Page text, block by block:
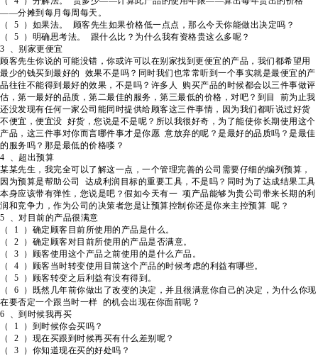
——分摊到每月每周每天。
（ 5 ）如果法。 顾客先生如果价格低一点点，那么今天你能做出决定吗？
（ 5 ）明确思考法。 跟什么比？为什么我有资格贵这么多呢？
3 、别家更便宜
顾客先生你说的可能没错，你或许可以在别家找到更便宜的产品，我们都希望用
最少的钱买到最好的 效果不是吗？同时我们也常常听到一个事实就是最便宜的产
品往往不能得到最好的效果，不是吗？许多人 购买产品的时候都会以三件事做评
估，第一最好的品质，第二最佳的服务，第三最低的价格，对吧？到目 前为止我
还没发现有任何一家公司能同时提供给顾客这三件事情，因为我们都听说过好货
不便宜，便宜没 好货，您说是不是呢？所以我很好奇，为了能使你长期使用这个
产品，这三件事对你而言哪件事才是你愿 意放弃的呢？是最好的品质吗？是最佳
的服务吗？那是最低的价格喽？
4 、超出预算
某某先生，我完全可以了解这一点，一个管理完善的公司需要仔细的编列预算，
因为预算是帮助公司 达成利润目标的重要工具，不是吗？同时为了达成结果工具
本身应该带有弹性，您说是吧？假如今天有一 项产品能够为贵公司带来长期的利
润和竞争力，作为公司的决策者您是让预算控制你还是你来主控预算 呢？
5 、对目前的产品很满意
（ 1 ）确定顾客目前所使用的产品是什么。
（ 2 ）确定顾客对目前所使用的产品是否满意。
（ 3 ）顾客使用这个产品之前使用的是什么产品。
（ 4 ）顾客当时转变使用目前这个产品的时候考虑的利益有哪些。
（ 5 ）顾客转变之后利益有没有得到。
（ 6 ）既然几年前你做出了改变的决定，并且很满意你自己的决定，为什么你现
在要否定一个跟当时一样 的机会出现在你面前呢？
6 、到时候我再买
（ 1 ）到时候你会买吗？
（ 2 ）现在买跟到时候再买有什么差别呢？
（ 3 ）你知道现在买的好处吗？